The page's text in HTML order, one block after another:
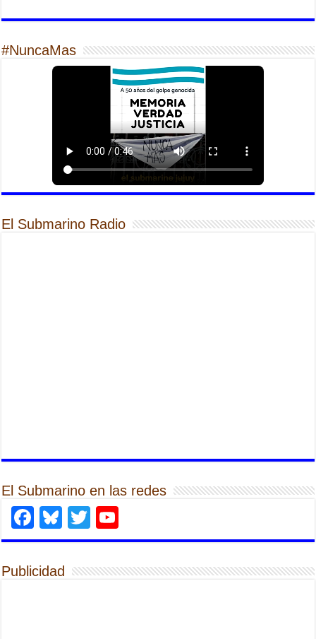
#NuncaMas
El Submarino Radio
El Submarino en las redes
Facebook
Bluesky
Twitter
Publicidad